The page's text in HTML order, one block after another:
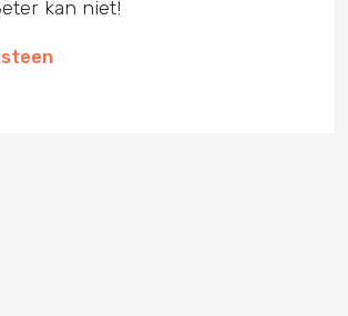
kan niet!